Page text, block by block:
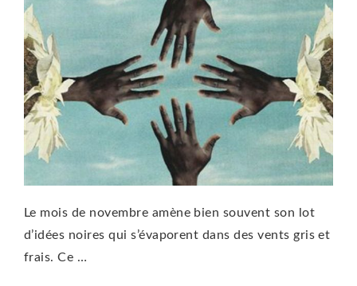
Le mois de novembre amène bien souvent son lot
d’idées noires qui s’évaporent dans des vents gris et
frais. Ce …